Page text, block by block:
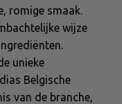
romige smaak.
wijze
unieke
Belgische
van de branche,